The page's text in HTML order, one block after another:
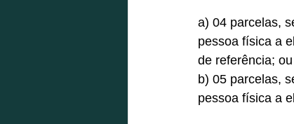
a) 04 parcelas,
pessoa física a
de referência; ou
b) 05 parcelas,
pessoa física a